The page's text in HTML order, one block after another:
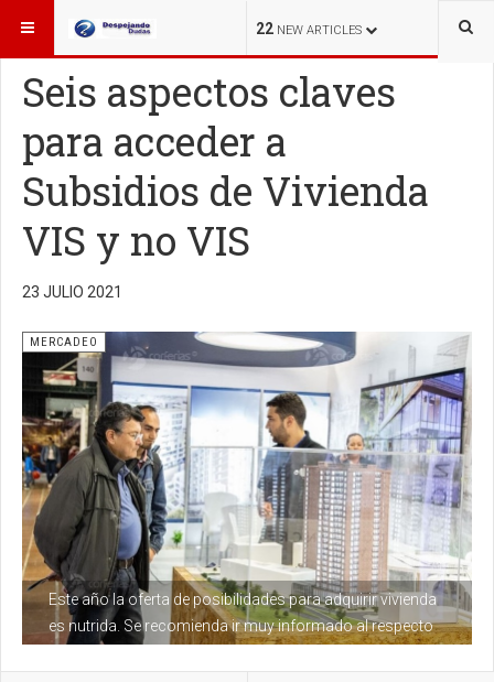
22 NEW ARTICLES
ESTÁ AQUÍ: MERCADEO
Seis aspectos claves
para acceder a
Subsidios de Vivienda
VIS y no VIS
23 JULIO 2021
Este año la oferta de posibilidades para adquirir vivienda
es nutrida. Se recomienda ir muy informado al respecto
MERCADEO